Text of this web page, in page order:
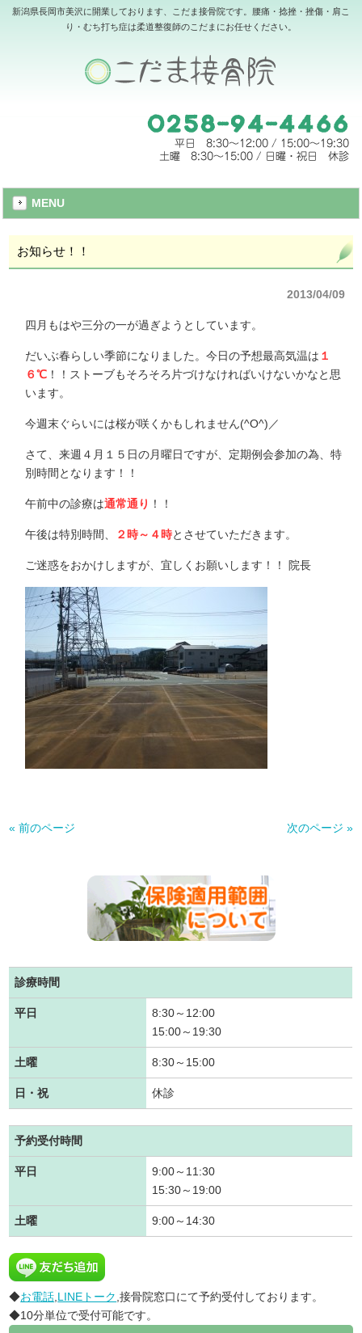
新潟県長岡市美沢に開業しております、こだま接骨院です。腰痛・捻挫・挫傷・肩こ
り・むち打ち症は柔道整復師のこだまにお任せください。
MENU
お知らせ！！
2013/04/09
四月もはや三分の一が過ぎようとしています。
だいぶ春らしい季節になりました。今日の予想最高気温は １
６℃ ！！ストーブもそろそろ片づけなければいけないかなと思
います。
今週末ぐらいには桜が咲くかもしれません(^O^)／
さて、来週４月１５日の月曜日ですが、定期例会参加の為、特
別時間となります！！
午前中の診療は通常通り ！！
午後は特別時間、 ２時～４時とさせていただきます。
ご迷惑をおかけしますが、宜しくお願いします！！ 院長
« 前のページ 次のページ »
診療時間
平日
8:30～12:00
15:00～19:30
土曜 8:30～15:00
日・祝 休診
予約受付時間
平日
9:00～11:30
15:30～19:00
土曜 9:00～14:30
◆お電話 LINEトーク ,接骨院窓口にて予約受付しております。
◆10分単位で受付可能です。